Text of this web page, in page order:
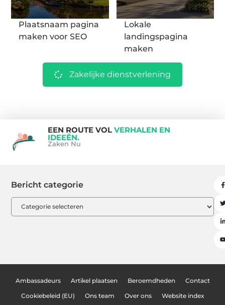
Plaatsnaam pagina
maken voor SEO
Lokale
landingspagina
maken
Zakelijke dienstverlening
EEN ROUTE VOL VERHALEN EN
IDEEËN.
Zaken Nu
Bericht categorie
Ambassadeurs Artikel plaatsen Beroemdheden Contact
Cookiebeleid (EU) Ons team Over ons Website index